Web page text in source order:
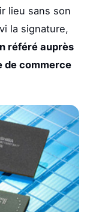
lieu sans son
la signature,
référé auprès
de commerce